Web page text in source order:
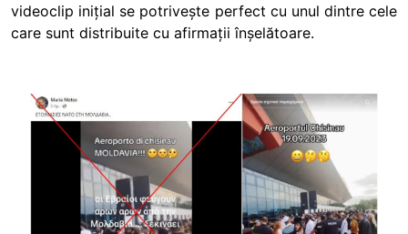
videoclip inițial se potrivește perfect cu unul dintre cele
care sunt distribuite cu afirmații înșelătoare.
Image